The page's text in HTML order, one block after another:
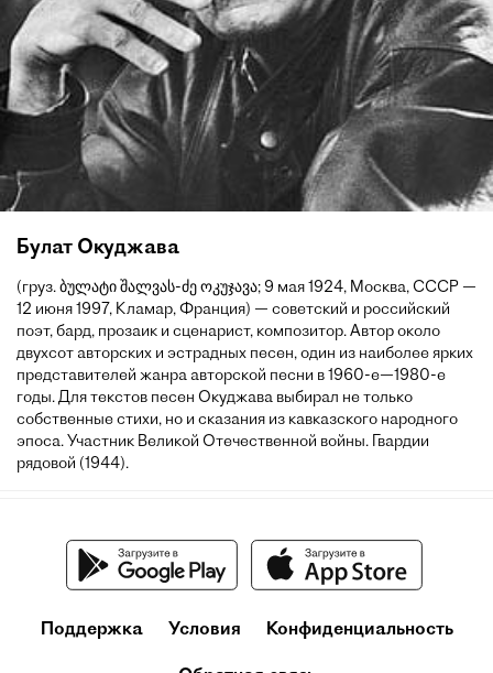
Булат Окуджава
(груз. ბულატი შალვას-ძე ოკუჯავა; 9 мая 1924, Москва, СССР —
12 июня 1997, Кламар, Франция) — советский и российский
поэт, бард, прозаик и сценарист, композитор. Автор около
двухсот авторских и эстрадных песен, один из наиболее ярких
представителей жанра авторской песни в 1960-е—1980-е
годы. Для текстов песен Окуджава выбирал не только
собственные стихи, но и сказания из кавказского народного
эпоса. Участник Великой Отечественной войны. Гвардии
рядовой (1944).
Поддержка Условия Конфиденциальность